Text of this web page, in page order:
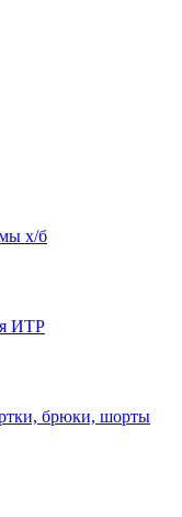
х/б
ИТР
брюки, шорты